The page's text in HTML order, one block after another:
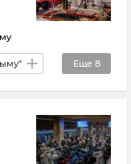
Еще 8